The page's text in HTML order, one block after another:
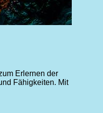
Erlernen der
Fähigkeiten. Mit